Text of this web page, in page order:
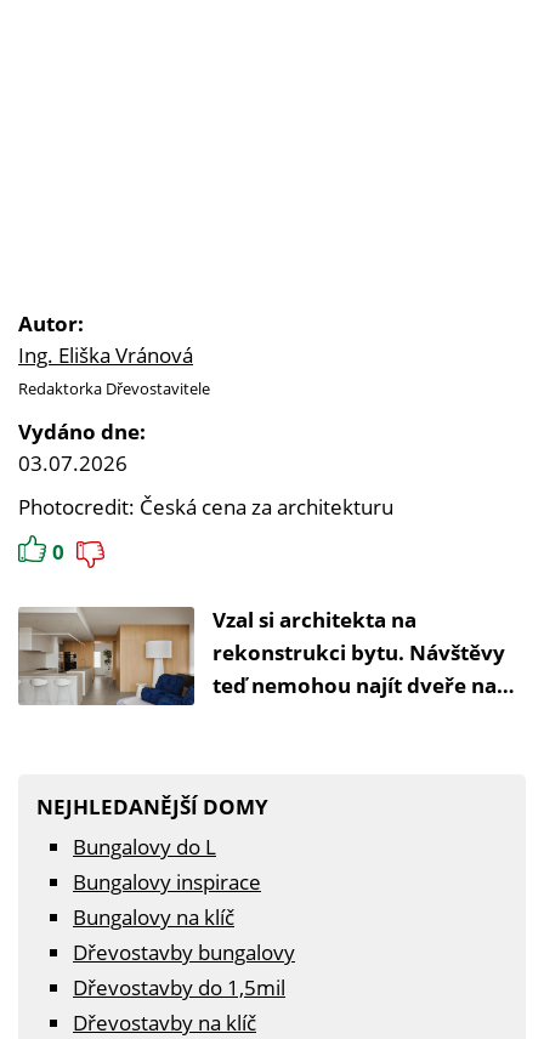
Autor:
Ing. Eliška Vránová
Redaktorka Dřevostavitele
Vydáno dne:
03.07.2026
Photocredit: Česká cena za architekturu
0
Vzal si architekta na
rekonstrukci bytu. Návštěvy
teď nemohou najít dveře na
NEJHLEDANĚJŠÍ DOMY
Bungalovy do L
Bungalovy inspirace
Bungalovy na klíč
Dřevostavby bungalovy
Dřevostavby do 1,5mil
Dřevostavby na klíč